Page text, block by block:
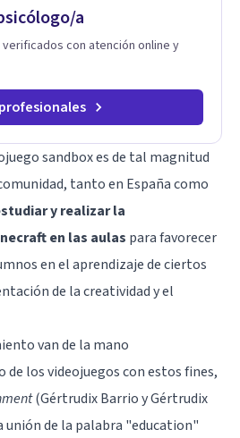
a
con atención online y
sandbox es de tal magnitud
tanto en España como
y realizar la
en las aulas para favorecer
en el aprendizaje de ciertos
de la creatividad y el
van de la mano
de los videojuegos con estos fines,
(Gértrudix Barrio y Gértrudix
unión de la palabra "education"